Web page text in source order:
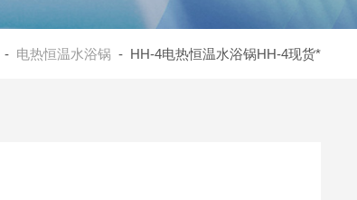
电热恒温水浴锅 - HH-4电热恒温水浴锅HH-4现货*